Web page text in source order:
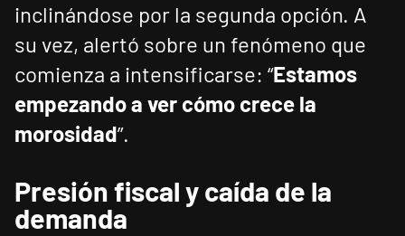
inclinándose por la segunda opción. A
su vez, alertó sobre un fenómeno que
comienza a intensificarse: “Estamos
empezando a ver cómo crece la
morosidad”.
Presión fiscal y caída de la
demanda